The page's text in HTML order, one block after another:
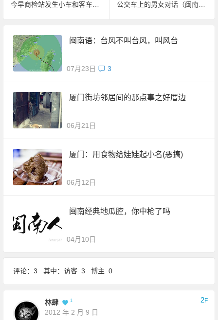
今早商检站发生小车和客车追尾
公交车上的男女对话（闽南语笑话）
闽南语：台风不叫台风，叫风台
07月23日 3
厦门街坊邻居间的那点事之好厝边
06月21日
厦门：用食物给娃娃起小名(恶搞)
06月12日
闽南经典地瓜腔，你中枪了吗
04月10日
评论：3 其中：访客 3 博主 0
林肆 1
2012 年 2 月 9 日
2F